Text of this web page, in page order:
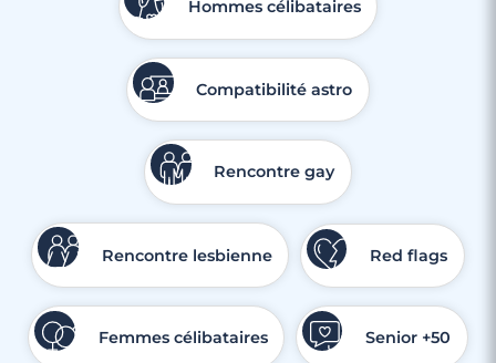
Hommes célibataires
Compatibilité astro
Rencontre gay
Rencontre lesbienne Red flags
Femmes célibataires Senior +50